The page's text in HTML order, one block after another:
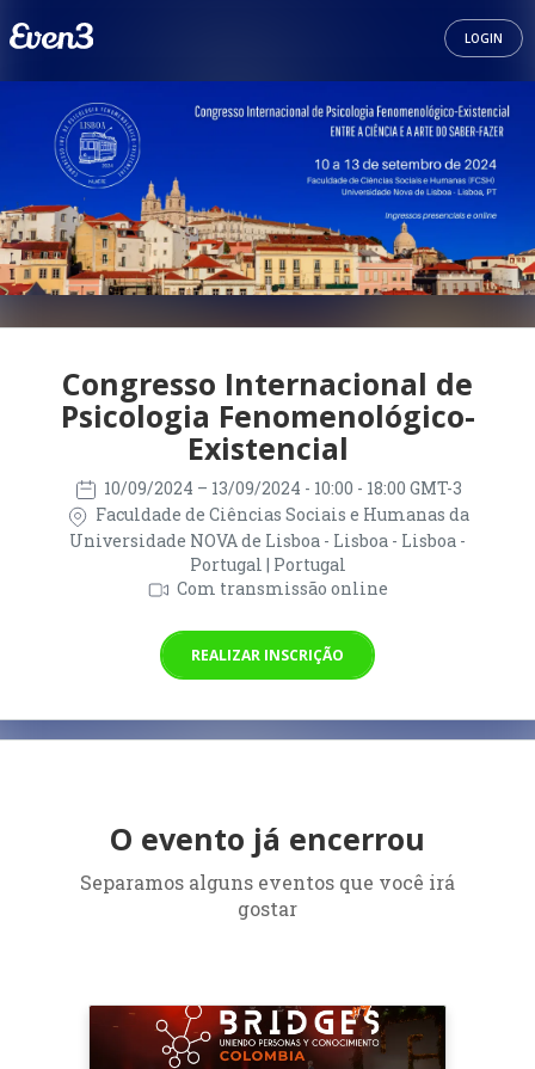
LOGIN
Congresso Internacional de
Psicologia Fenomenológico-
Existencial
10/09/2024 – 13/09/2024 - 10:00 - 18:00 GMT-3
Faculdade de Ciências Sociais e Humanas da
Universidade NOVA de Lisboa - Lisboa - Lisboa -
Portugal | Portugal
Com transmissão online
REALIZAR INSCRIÇÃO
O evento já encerrou
Separamos alguns eventos que você irá
gostar